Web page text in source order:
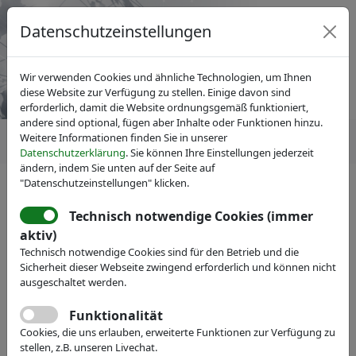
IVAM Fachverband für Mikrotechnik
Veranstaltungen
CDA GmbH
Webseite
Datenschutzeinstellungen
Wir verwenden Cookies und ähnliche Technologien, um Ihnen
diese Website zur Verfügung zu stellen. Einige davon sind
erforderlich, damit die Website ordnungsgemäß funktioniert,
andere sind optional, fügen aber Inhalte oder Funktionen hinzu.
Weitere Informationen finden Sie in unserer
Datenschutzerklärung. Sie können Ihre Einstellungen jederzeit
ändern, indem Sie unten auf der Seite auf
"Datenschutzeinstellungen" klicken.
Technisch notwendige Cookies (immer
aktiv)
Technisch notwendige Cookies sind für den Betrieb und die
Sicherheit dieser Webseite zwingend erforderlich und können nicht
ausgeschaltet werden.
Funktionalität
Cookies, die uns erlauben, erweiterte Funktionen zur Verfügung zu
stellen, z.B. unseren Livechat.